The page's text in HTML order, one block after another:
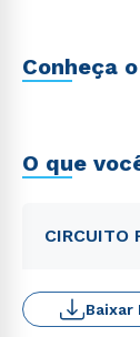
Conheça
O que
CIRCUITO
Baixar